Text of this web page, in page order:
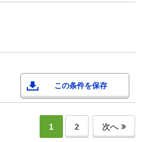
この条件を保存
1 2 次へ